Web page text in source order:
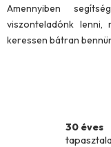
Amennyiben
viszonteladónk lenni,
keressen bátran
30 éves